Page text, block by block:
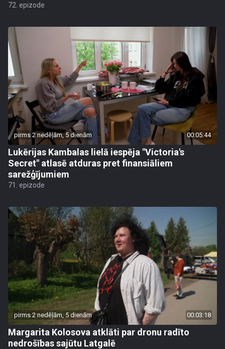
72. epizode
pirms 2 nedēļām, 5 dienām 00:05:44
Lukērijas Kambalas lielā iespēja "Victoria's
Secret" atlasē atduras pret finansiāliem
sarežģījumiem
71. epizode
pirms 2 nedēļām, 5 dienām 00:03:18
Margarita Kolosova atklāti par dronu radīto
nedrošības sajūtu Latgalē